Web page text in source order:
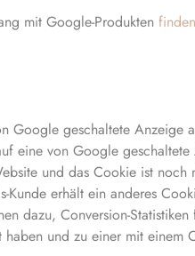
mit Google-Produkten
Google geschaltete
eine von Google
und das Cookie ist
erhält ein anderes
dazu, Conversion-
und zu einer mit einem